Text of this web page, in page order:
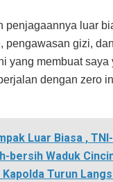
penjagaannya luar
pengawasan gizi,
yang membuat saya
dengan zero
Luar Biasa ,
bersih Waduk
Kapolda Turun